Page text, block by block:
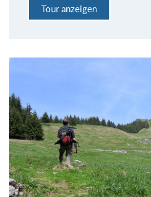
Tour anzeigen